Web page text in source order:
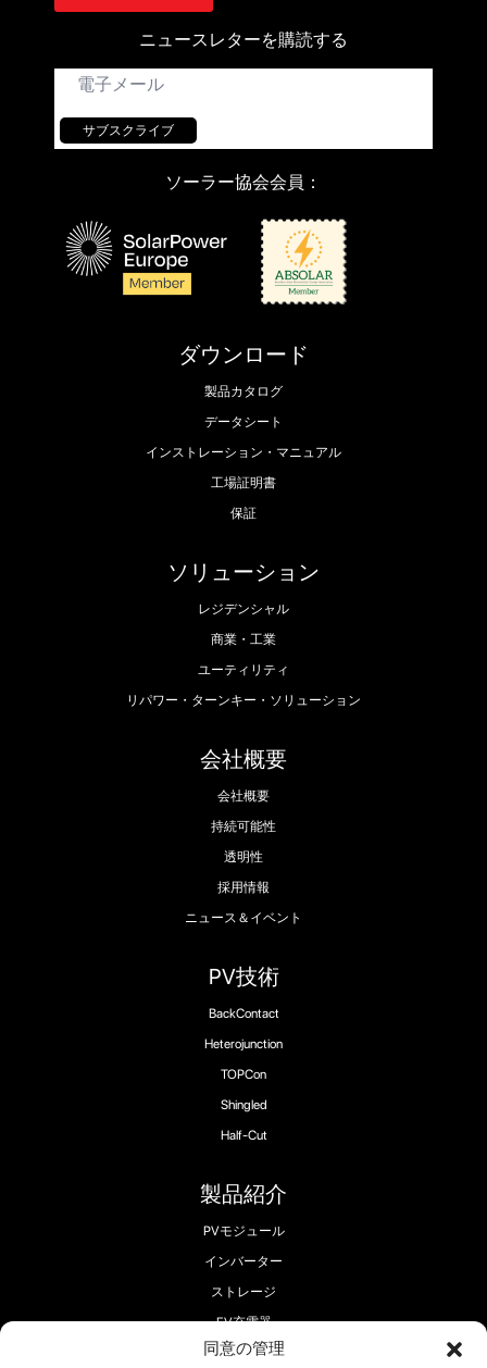
同意の管理
製品紹介
PVモジュール
インバーター
ストレージ
EV充電器
PV技術
BackContact
Heterojunction
TOPCon
Shingled
Half-Cut
会社概要
会社概要
持続可能性
透明性
採用情報
ニュース＆イベント
ソリューション
レジデンシャル
商業・工業
ユーティリティ
リパワー・ターンキー・ソリューション
ダウンロード
製品カタログ
データシート
インストレーション・マニュアル
工場証明書
保証
ニュースレターを購読する
E
ル
サブスクライブ
ソーラー協会会員：